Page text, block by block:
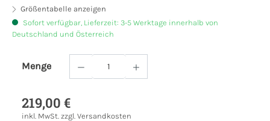
Größentabelle anzeigen
Sofort verfügbar, Lieferzeit: 3-5 Werktage innerhalb von
Deutschland und Österreich
Menge
Produkt Anzahl: Gib den gewünschten
219,00 €
inkl. MwSt. zzgl. Versandkosten